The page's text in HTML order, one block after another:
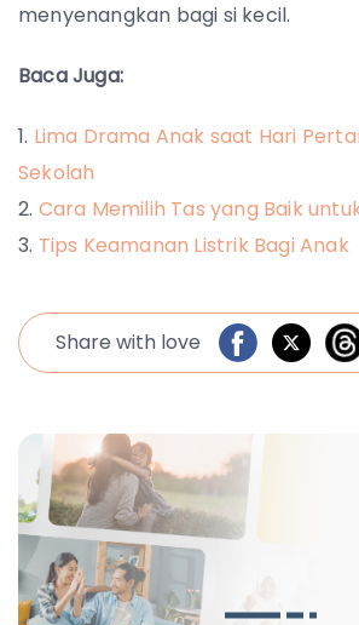
menyenangkan bagi si kecil.
Baca Juga:
Lima Drama Anak saat Hari
Sekolah
Cara Memilih Tas yang Baik
Tips Keamanan Listrik Bagi Anak
Share with love